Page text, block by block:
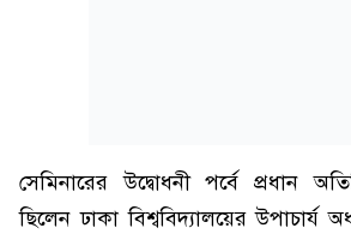
সেমিনারের উদ্বোধনী পর্বে প্রধান
ছিলেন ঢাকা বিশ্ববিদ্যালয়ের